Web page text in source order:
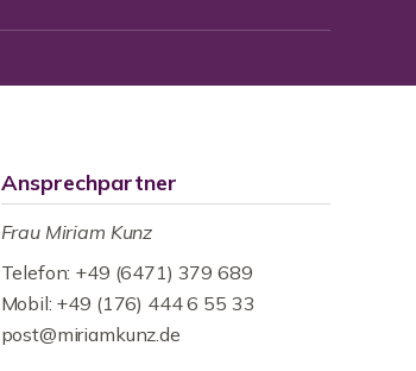
Ansprechpartner
Frau Miriam Kunz
Telefon: +49 (6471) 379 689
Mobil: +49 (176) 444 6 55 33
post@miriamkunz.de